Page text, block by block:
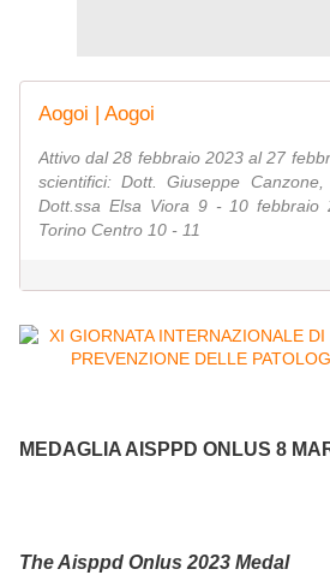
Aogoi | Aogoi
Attivo dal 28 febbraio 2023 al 27
scientifici: Dott. Giuseppe
Dott.ssa Elsa Viora 9 - 10 febbraio
Torino Centro 10 - 11
MEDAGLIA AISPPD ONLUS 8
The Aisppd Onlus 2023 Medal